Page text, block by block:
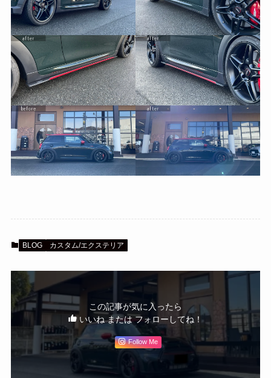
BLOG カスタム/エクステリア
この記事が気に入ったら
いいね または フォローしてね！
Follow Me